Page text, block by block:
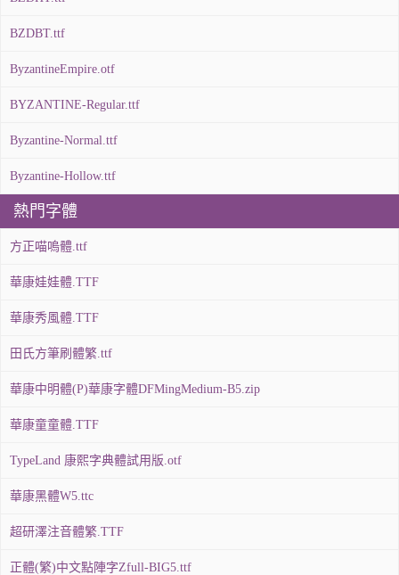
BZDBT.ttf
ByzantineEmpire.otf
BYZANTINE-Regular.ttf
Byzantine-Normal.ttf
Byzantine-Hollow.ttf
熱門字體
方正喵嗚體.ttf
華康娃娃體.TTF
華康秀風體.TTF
田氏方筆刷體繁.ttf
華康中明體(P)華康字體DFMingMedium-B5.zip
華康童童體.TTF
TypeLand 康熙字典體試用版.otf
華康黑體W5.ttc
超研澤注音體繁.TTF
正體(繁)中文點陣字Zfull-BIG5.ttf